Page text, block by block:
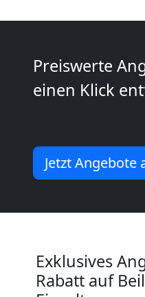
Preiswerte
einen Klick
Jetzt Angebote
Exklusives
Rabatt auf
National
Beiladung